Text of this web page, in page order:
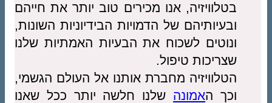
בטלוויזיה, אנו מכירים טוב יותר את חייהם
ובעיותיהם של הדמויות הבידיוניות השונות,
ונוטים לשכוח את הבעיות האמתיות שלנו
שצריכות טיפול.
הטלוויזיה מחברת אותנו אל העולם הגשמי,
וכך האמונה שלנו חלשה יותר ככל שאנו